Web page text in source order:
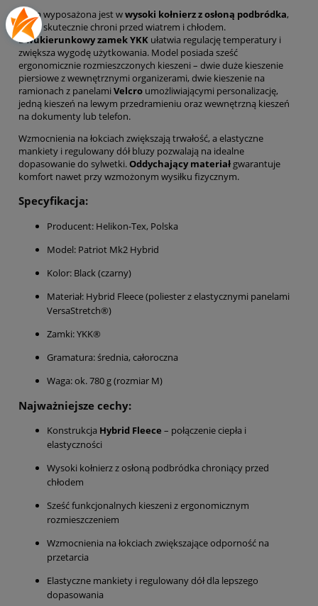
Bluza wyposażona jest wwysoki kołnierz z osłoną podbródka,
który skutecznie chroni przed wiatrem i chłodem.
Dwukierunkowy zamek YKK ułatwia regulację temperatury i
zwiększa wygodę użytkowania. Model posiada sześć
ergonomicznie rozmieszczonych kieszeni – dwie duże kieszenie
piersiowe z wewnętrznymi organizerami, dwie kieszenie na
ramionach z panelami Velcro umożliwiającymi personalizację,
jedną kieszeń na lewym przedramieniu oraz wewnętrzną kieszeń
na dokumenty lub telefon.
Wzmocnienia na łokciach zwiększają trwałość, a elastyczne
mankiety i regulowany dół bluzy pozwalają na idealne
dopasowanie do sylwetki.Oddychający materiał gwarantuje
komfort nawet przy wzmożonym wysiłku fizycznym.
Specyfikacja:
Producent: Helikon-Tex, Polska
Model: Patriot Mk2 Hybrid
Kolor: Black (czarny)
Materiał: Hybrid Fleece (poliester z elastycznymi panelami
VersaStretch®)
Zamki: YKK®
Gramatura: średnia, całoroczna
Waga: ok. 780 g (rozmiar M)
Najważniejsze cechy:
Konstrukcja Hybrid Fleece – połączenie ciepła i
elastyczności
Wysoki kołnierz z osłoną podbródka chroniący przed
chłodem
Sześć funkcjonalnych kieszeni z ergonomicznym
rozmieszczeniem
Wzmocnienia na łokciach zwiększające odporność na
przetarcia
Elastyczne mankiety i regulowany dół dla lepszego
dopasowania